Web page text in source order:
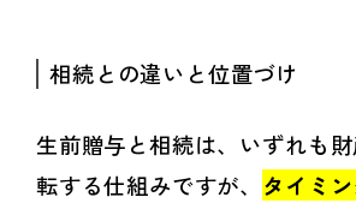
相続との違いと位置づけ
生前贈与と相続は、いずれも
転する仕組みですが、 タイミ